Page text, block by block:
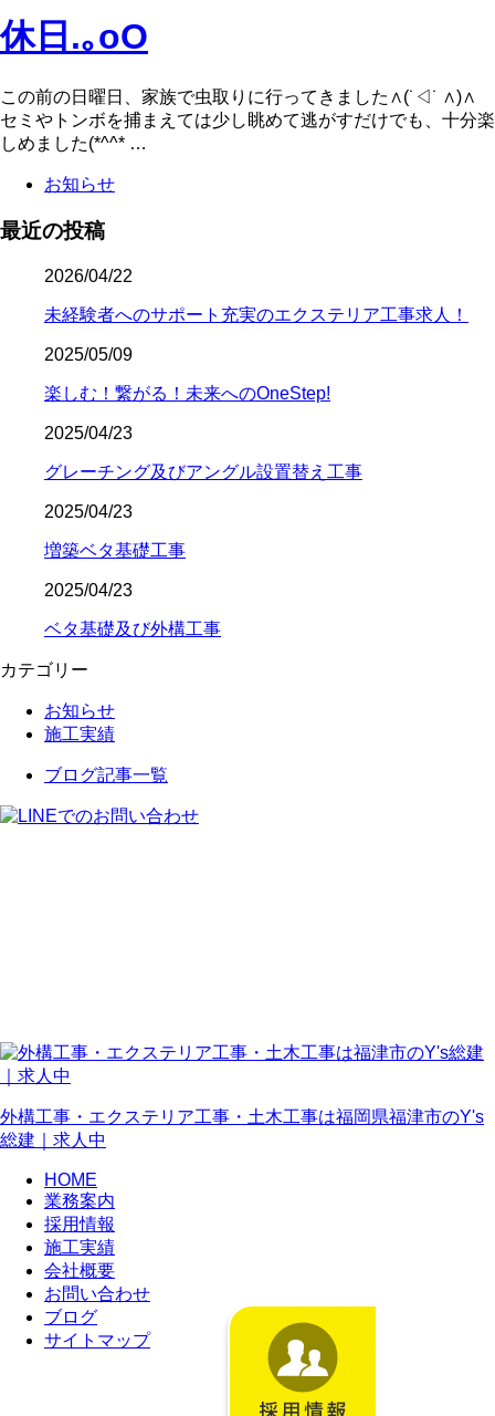
休日.｡oO
この前の日曜日、家族で虫取りに行ってきました∧(˙◁˙ ∧)∧
セミやトンボを捕まえては少し眺めて逃がすだけでも、十分楽
しめました(*^^* …
お知らせ
最近の投稿
2026/04/22
未経験者へのサポート充実のエクステリア工事求人！
2025/05/09
楽しむ！繋がる！未来へのOneStep!
2025/04/23
グレーチング及びアングル設置替え工事
2025/04/23
増築ベタ基礎工事
2025/04/23
ベタ基礎及び外構工事
カテゴリー
お知らせ
施工実績
ブログ記事一覧
外構工事・エクステリア工事・土木工事は福岡県福津市のY's
総建｜求人中
HOME
業務案内
採用情報
施工実績
会社概要
お問い合わせ
ブログ
サイトマップ